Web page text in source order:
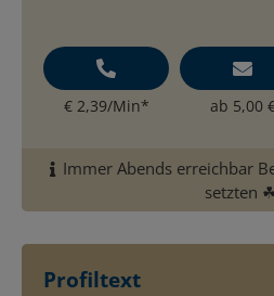
€ 2,39/Min* ab 5,00
Immer Abends erreichbar
setzten ☘ ️
Profiltext